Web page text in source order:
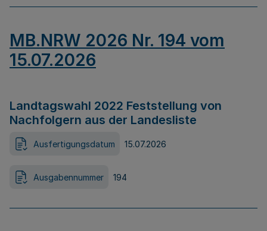
MB.NRW 2026 Nr. 194 vom
15.07.2026
Landtagswahl 2022 Feststellung von
Nachfolgern aus der Landesliste
Ausfertigungsdatum 15.07.2026
Ausgabennummer 194